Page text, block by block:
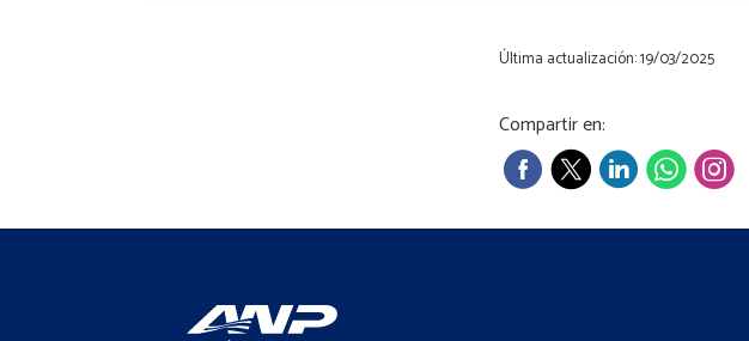
Última actualización: 19/03/2025
Compartir en: